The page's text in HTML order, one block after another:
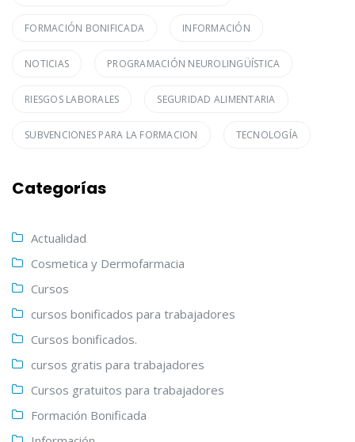
FORMACIÓN BONIFICADA INFORMACIÓN
NOTICIAS PROGRAMACIÓN NEUROLINGÜÍSTICA
RIESGOS LABORALES SEGURIDAD ALIMENTARIA
SUBVENCIONES PARA LA FORMACION TECNOLOGÍA
Categorías
Actualidad
Cosmetica y Dermofarmacia
Cursos
cursos bonificados para trabajadores
Cursos bonificados.
cursos gratis para trabajadores
Cursos gratuitos para trabajadores
Formación Bonificada